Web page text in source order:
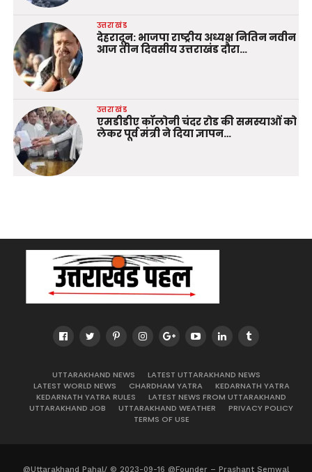
उत्तराखंड
देहरादून: भाजपा राष्ट्रीय अध्यक्ष नितिन नवीन
आज तीन दिवसीय उत्तराखंड दौरा…
उत्तराखंड
एमडीडीए कॉलोनी चंदर रोड की समस्याओं को
लेकर पूर्व मंत्री ने दिया ज्ञापन…
UTTARAKHAND NEWS
LATEST UTTARAKHAND NEWS
LATEST WORLD NEWS
CHARDHAM YATRA
KEDARNATH YATRA
KEDARNATH YATRA RULES
LATEST NEWS FROM UTTARAKHAND
UTTARAKHAND JOB
UTTARAKHAND WEATHER
PRIVACY POLICY
TERMS OF USE
@Uttarakhand Pahal/ © 2023-09-16 @Founder – Prashant Semwal